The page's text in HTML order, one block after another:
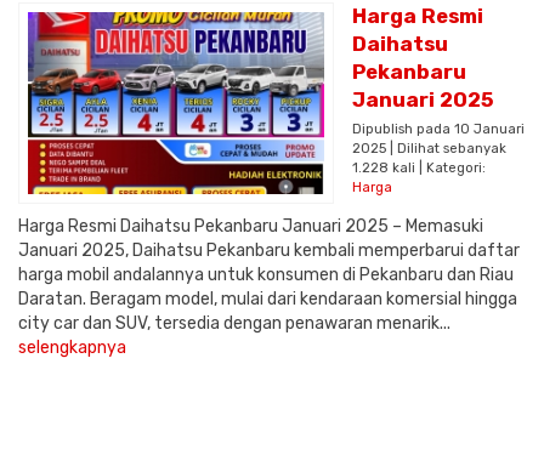
Harga Resmi
Daihatsu
Pekanbaru
Januari 2025
Dipublish pada 10 Januari
2025 | Dilihat sebanyak
1.228 kali | Kategori:
Harga
Harga Resmi Daihatsu Pekanbaru Januari 2025 – Memasuki
Januari 2025, Daihatsu Pekanbaru kembali memperbarui daftar
harga mobil andalannya untuk konsumen di Pekanbaru dan Riau
Daratan. Beragam model, mulai dari kendaraan komersial hingga
city car dan SUV, tersedia dengan penawaran menarik...
selengkapnya